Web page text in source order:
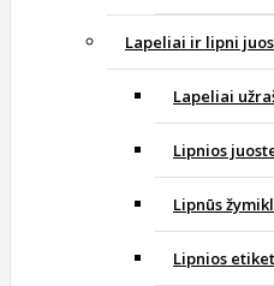
Lapeliai ir lipni
Lapeliai
Lipnios
Lipnūs
Lipnios